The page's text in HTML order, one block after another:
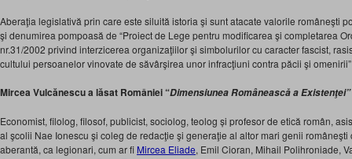
Aberaţia legislativă prin care este siluită istoria şi sunt atacate valorile româneşti
şi denumirea pompoasă de “Proiect de Lege pentru modificarea şi completarea
nr.31/2002 privind interzicerea organizaţiilor şi simbolurilor cu caracter fascist,
cultului persoanelor vinovate de săvârşirea unor infracţiuni contra păcii şi
Mircea Vulcănescu a lăsat României “Dimensiunea Românească a Existenţei”
Economist, filolog, filosof, publicist, sociolog, teolog și profesor de etică român,
al şcolii Nae Ionescu şi coleg de redacţie şi generaţie al altor mari genii
aberantă, ca legionari, cum ar fi Mircea Eliade, Emil Cioran, Mihail Polihroniade,